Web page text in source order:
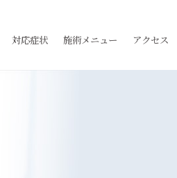
対応症状 施術メニュー アクセス